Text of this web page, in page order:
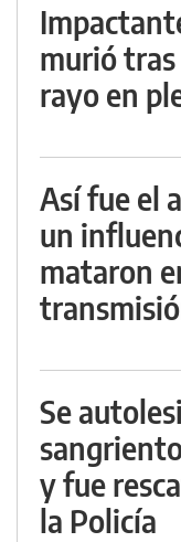
murió tras
rayo en
Así fue el
un
mataron
Se
y fue
la Policía